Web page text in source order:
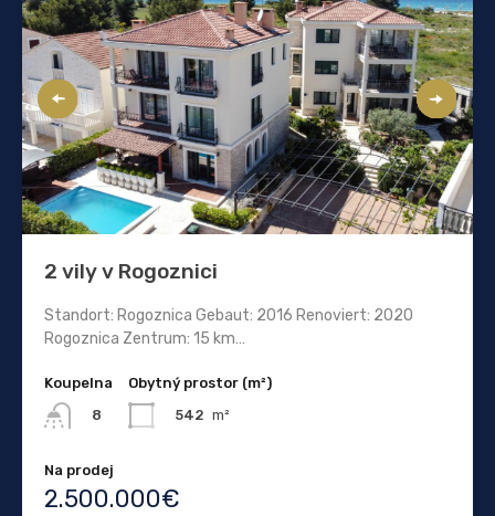
2 vily v Rogoznici
Standort: Rogoznica Gebaut: 2016 Renoviert: 2020
Rogoznica Zentrum: 15 km…
Koupelna
8
Obytný prostor (m²)
542 m²
Na prodej
2.500.000€